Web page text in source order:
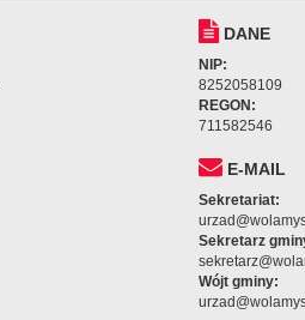
DANE
NIP:
8252058109
REGON:
711582546
E-MAIL
Sekretariat:
Sekretarz
Wójt gminy: